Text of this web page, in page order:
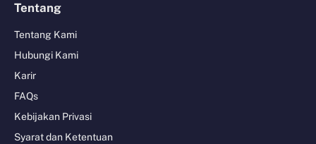
Tentang
Tentang Kami
Hubungi Kami
Karir
FAQs
Kebijakan Privasi
Syarat dan Ketentuan